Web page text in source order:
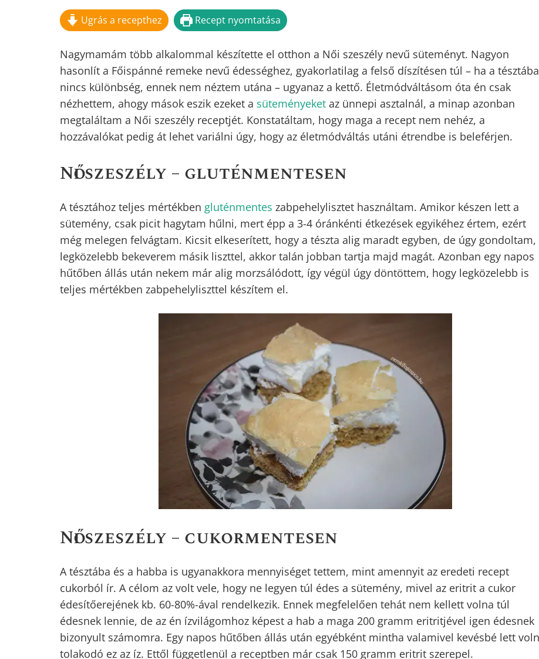
A cikk szerzője:Benked Anett
Ugrás a recepthez Recept nyomtatása
Nagymamám több alkalommal készítette el otthon a Női szeszély nevű süteményt. Nagyon
hasonlít a Főispánné remeke nevű édességhez, gyakorlatilag a felső díszítésen túl – ha a tésztában
nincs különbség, ennek nem néztem utána – ugyanaz a kettő. Életmódváltásom óta én csak
nézhettem, ahogy mások eszik ezeket a süteményeketaz ünnepi asztalnál, a minap azonban
hozzávalókat pedig át lehet variálni úgy, hogy az életmódváltás utáni étrendbe is beleférjen.
Női szeszély – gluténmentesen
A tésztához teljes mértékbengluténmentes zabpehelylisztet használtam. Amikor készen lett a
sütemény, csak picit hagytam hűlni, mert épp a 3-4 óránkénti étkezések egyikéhez értem, ezért
még melegen felvágtam. Kicsit elkeserített, hogy a tészta alig maradt egyben, de úgy gondoltam,
legközelebb bekeverem másik liszttel, akkor talán jobban tartja majd magát. Azonban egy napos
Női szeszély – cukormentesen
A tésztába és a habba is ugyanakkora mennyiséget tettem, mint amennyit az eredeti recept
cukorból ír. A célom az volt vele, hogy ne legyen túl édes a sütemény, mivel az eritrit a cukor
édesítőerejének kb. 60-80%-ával rendelkezik. Ennek megfelelően tehát nem kellett volna túl
édesnek lennie, de az én ízvilágomhoz képest a hab a maga 200 gramm eritritjével igen édesnek